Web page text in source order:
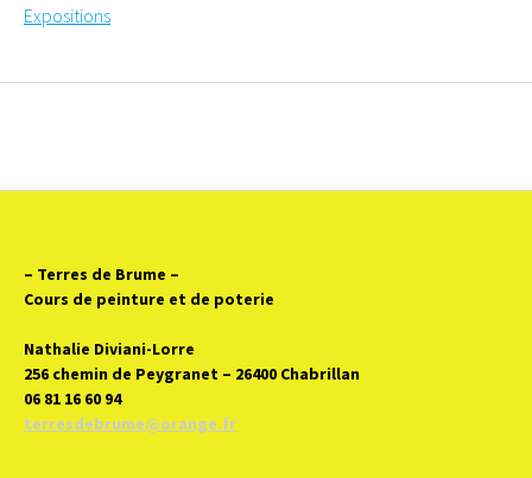
Expositions
– Terres de Brume –
Cours de peinture et de poterie
Nathalie Diviani-Lorre
256 chemin de Peygranet – 26400 Chabrillan
06 81 16 60 94
terresdebrume@orange.fr